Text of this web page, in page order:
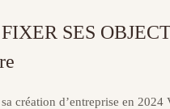
SES
création d’entreprise en 2024